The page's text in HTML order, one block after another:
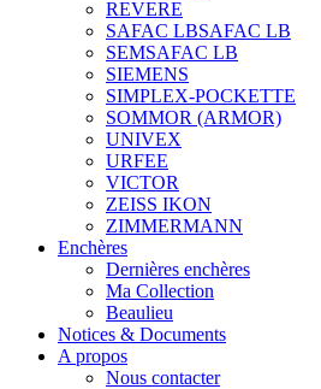
REVERE
SAFAC LBSAFAC LB
SEMSAFAC LB
SIEMENS
SIMPLEX-POCKETTE
SOMMOR (ARMOR)
UNIVEX
URFEE
VICTOR
ZEISS IKON
ZIMMERMANN
Enchères
Dernières enchères
Ma Collection
Beaulieu
Notices & Documents
A propos
Nous contacter